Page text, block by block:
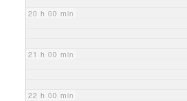
20 h 00 min
21 h 00 min
22 h 00 min